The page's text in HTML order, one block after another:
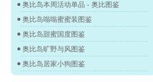
奥比岛本周活动单品 - 奥比图鉴
奥比岛嗡嗡蜜蜜装图鉴
奥比岛甜蜜国度图鉴
奥比岛旷野与风图鉴
奥比岛居家小狗图鉴